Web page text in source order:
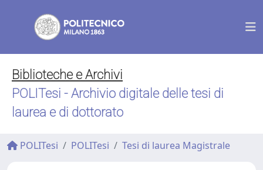
Biblioteche e Archivi
POLITesi - Archivio digitale delle tesi di
laurea e di dottorato
POLITesi POLITesi Tesi di laurea Magistrale